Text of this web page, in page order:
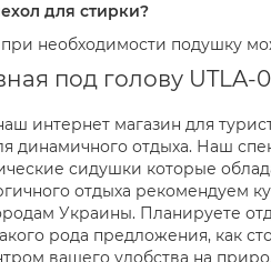
для стирки?
необходимости подушку
под голову UTLA-
интернет магазин для
динамичного отдыха. Наш
сидушки которые
отдыха рекомендуем
Украины. Планируете
рода предложения, как
вашего удобства на